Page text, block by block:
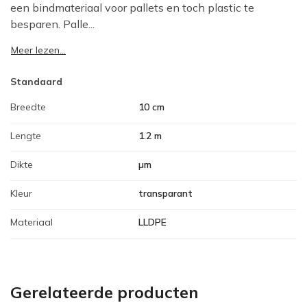
een bindmateriaal voor pallets en toch plastic te
besparen. Palle...
Meer lezen...
Standaard
Breedte 10 cm
Lengte 1.2 m
Dikte µm
Kleur transparant
Materiaal LLDPE
Gerelateerde producten